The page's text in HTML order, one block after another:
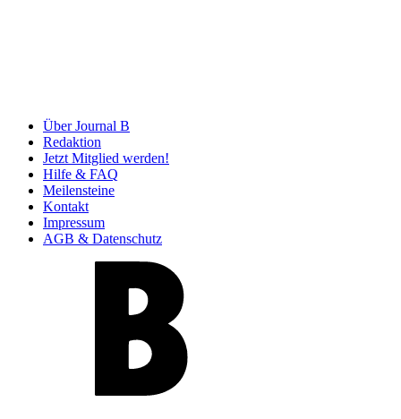
Über Journal B
Redaktion
Jetzt Mitglied werden!
Hilfe & FAQ
Meilensteine
Kontakt
Impressum
AGB & Datenschutz